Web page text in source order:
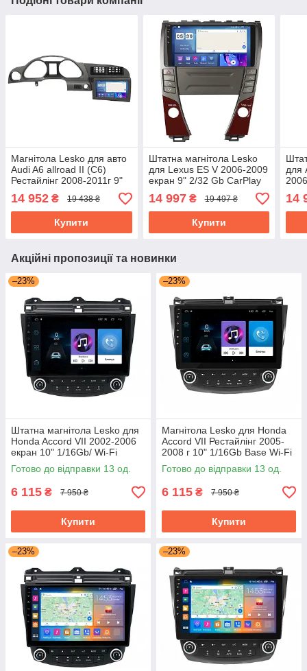
Магнітола Lesko для авто
Audi A6 allroad II (C6)
Рестайлінг 2008-2011г 9"
2/32Gb CarPlay 4G Wi-Fi
GPS Prime
14 952 ₴ 19 438 ₴
Купити
Штатна магнітола Lesko
для Lexus ES V 2006-2009
екран 9" 2/32 Gb CarPlay
4G Wi-Fi GPS Prime
14 997₴ 19 497 ₴
Купити
для
2/
14
Акційні пропозиції та новинки
–23%
Штатна магнітола Lesko для
Honda Accord VII 2002-2006
екран 10" 1/16Gb/ Wi-Fi
клімат контроль Android Base
Готово до відправки 13 од.
6 115 ₴ 7 950 ₴
Купити
–23%
Магнітола Lesko для Honda
Accord VII Рестайлінг 2005-
2008 г 10" 1/16Gb Base Wi-Fi
Android GPS Хонда Аккорд
Готово до відправки 13 од.
6 115 ₴ 7 950 ₴
Купити
–23% –23%